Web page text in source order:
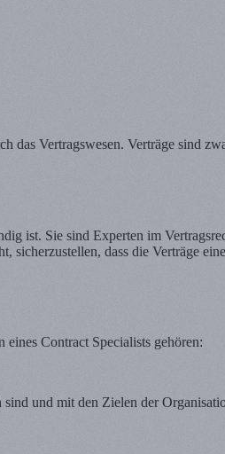
Vertragswesen. Verträge sind
ist. Sie sind Experten im
sicherzustellen, dass die Verträge
Contract Specialists gehören:
und mit den Zielen der